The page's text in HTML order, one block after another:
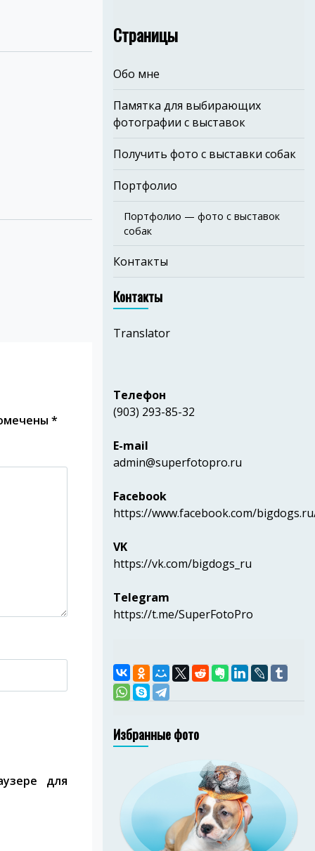
*
для
Страницы
Обо мне
Памятка для выбирающих
фотографии с выставок
Получить фото с выставки собак
Портфолио
Портфолио — фото с выставок
собак
Контакты
Контакты
Translator
Телефон
(903) 293-85-32
E-mail
admin@superfotopro.ru
Facebook
https://www.facebook.com/
VK
https://vk.com/bigdogs_ru
Telegram
https://t.me/SuperFotoPro
Избранные фото